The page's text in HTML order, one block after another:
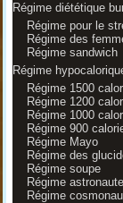
Régime diététique
Régime pour le
Régime des
Régime sandwich
Régime
Régime 1500
Régime 1200
Régime 1000
Régime 900
Régime Mayo
Régime des
Régime soupe
Régime
Régime